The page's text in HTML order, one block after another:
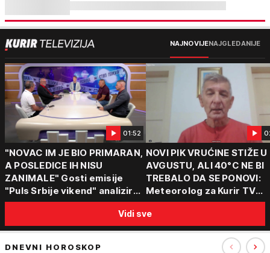
NAJNOVIJENAJGLEDANIJE
01:52
"NOVAC IM JE BIO PRIMARAN,
A POSLEDICE IH NISU
ZANIMALE" Gosti emisije
"Puls Srbije vikend" analizirali
slučajeve koji su potresli
Srbiju: Zločin se ne isplati
NOVI PIK VRUĆINE STIŽE U
AVGUSTU, ALI 40°C NE BI
TREBALO DA SE PONOVI:
Meteorolog za Kurir TV
objasnio šta nas čeka:
za ozbiljne padavine su
Vidi sve
DNEVNI HOROSKOP